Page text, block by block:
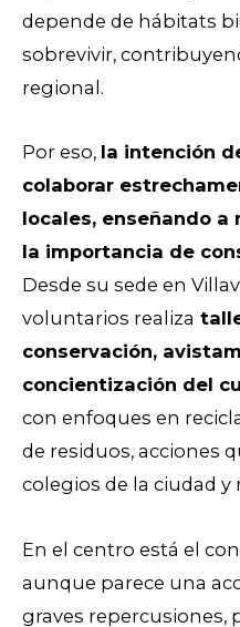
depende de hábitats
sobrevivir,
regional.
Por eso, la intención
colaborar
locales, enseñando a
la importancia de
Desde su sede en
voluntarios realiza
conservación,
concientización del
con enfoques en
de residuos, acciones
colegios de la ciudad y
En el centro está el
aunque parece una
graves repercusiones,